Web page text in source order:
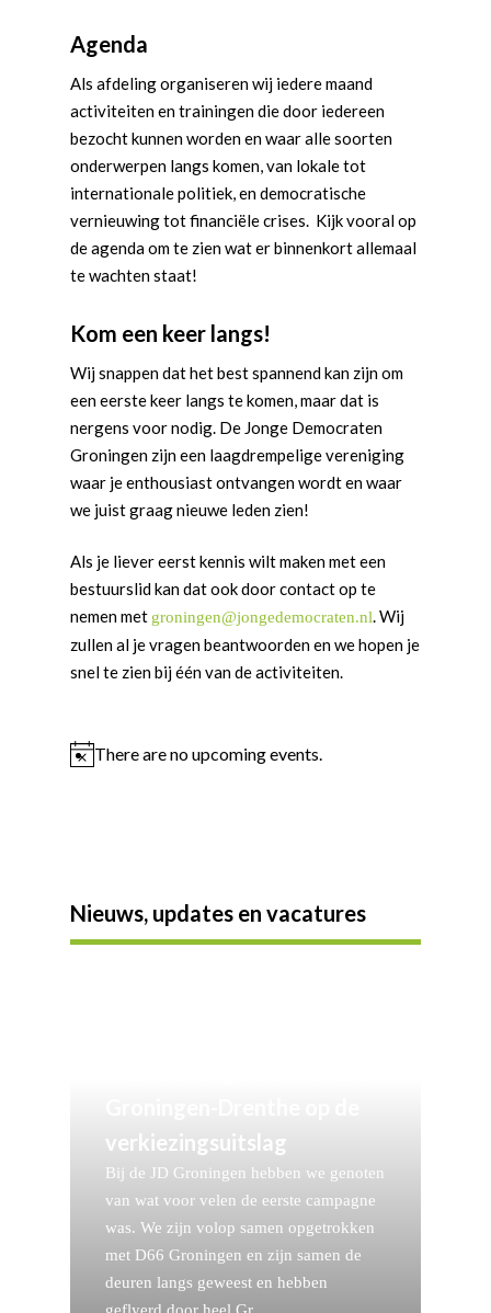
Agenda
Als afdeling organiseren wij iedere maand
activiteiten en trainingen die door iedereen
bezocht kunnen worden en waar alle soorten
onderwerpen langs komen, van lokale tot
internationale politiek, en democratische
vernieuwing tot financiële crises. Kijk vooral op
de agenda om te zien wat er binnenkort allemaal
te wachten staat!
Kom een keer langs!
Wij snappen dat het best spannend kan zijn om
een eerste keer langs te komen, maar dat is
nergens voor nodig. De Jonge Democraten
Groningen zijn een laagdrempelige vereniging
waar je enthousiast ontvangen wordt en waar
we juist graag nieuwe leden zien!
Als je liever eerst kennis wilt maken met een
bestuurslid kan dat ook door contact op te
nemen met groningen@jongedemocraten.nl. Wij
zullen al je vragen beantwoorden en we hopen je
snel te zien bij één van de activiteiten.
There are no upcoming events.
Nieuws, updates en vacatures
verkiezingsuitslag
Bij de JD Groningen hebben we genoten
van wat voor velen de eerste campagne
was. We zijn volop samen opgetrokken
met D66 Groningen en zijn samen de
deuren langs geweest en hebben